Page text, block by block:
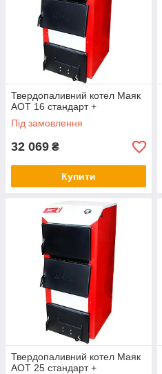
Твердопаливний котел Маяк
АОТ 16 стандарт +
Під замовлення
32 069 ₴
Купити
Твердопаливний котел Маяк
АОТ 25 стандарт +